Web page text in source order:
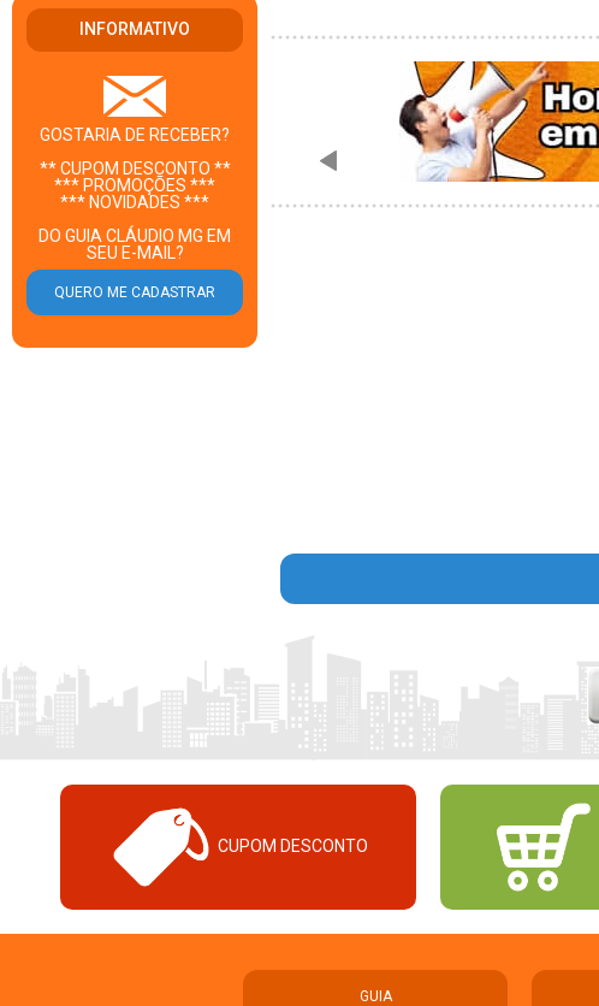
INFORMATIVO
GOSTARIA DE RECEBER?
** CUPOM DESCONTO **
*** PROMOÇÕES ***
*** NOVIDADES ***
DO GUIA CLÁUDIO MG EM
SEU E-MAIL?
CUPOM DESCONTO
GUIA